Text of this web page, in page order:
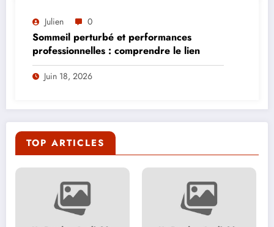
Julien 0
Sommeil perturbé et performances
professionnelles : comprendre le lien
Juin 18, 2026
TOP ARTICLES